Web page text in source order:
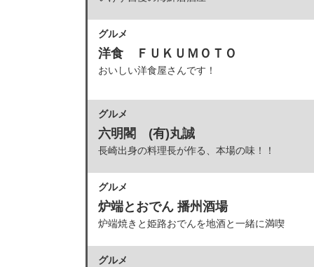
グルメ
洋食 ＦＵＫＵＭＯＴＯ
おいしい洋食屋さんです！
グルメ
六明閣 (有)丸誠
長崎出身の料理長が作る、本場の味！！
グルメ
炉端とおでん 播州酒場
炉端焼きと姫路おでんを地酒と一緒に満喫
グルメ